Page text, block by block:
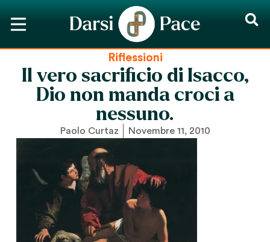
Riflessioni
Il vero sacrificio di Isacco,
Dio non manda croci a
nessuno.
Paolo Curtaz Novembre 11, 2010